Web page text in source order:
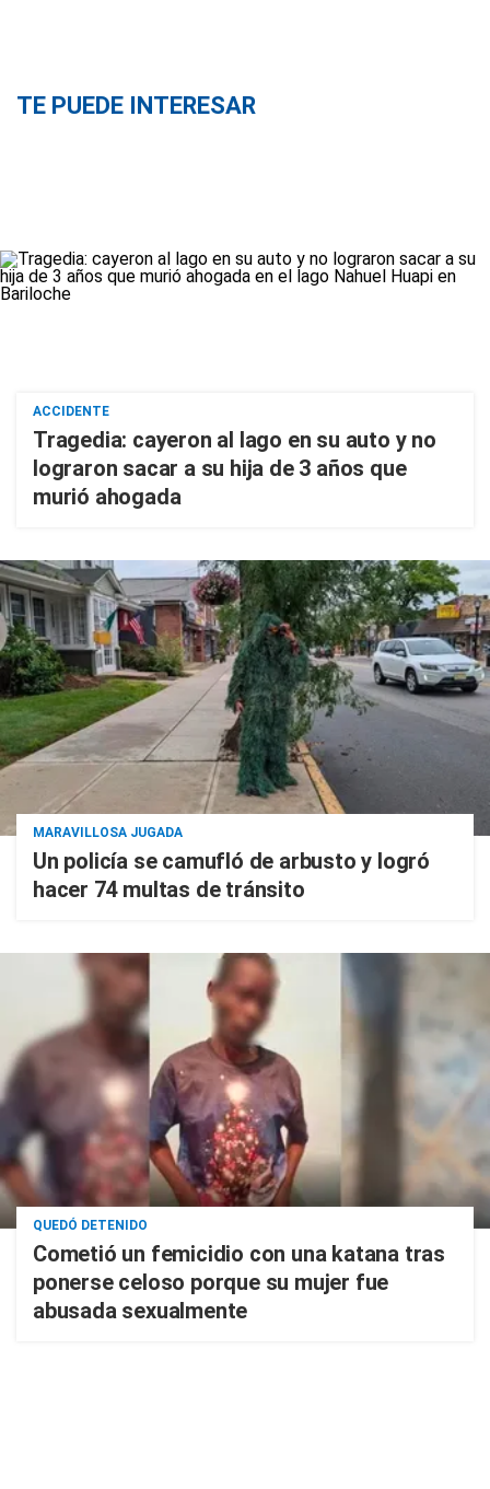
TE PUEDE INTERESAR
ACCIDENTE
Tragedia: cayeron al lago en su auto y no
lograron sacar a su hija de 3 años que
murió ahogada
MARAVILLOSA JUGADA
Un policía se camufló de arbusto y logró
hacer 74 multas de tránsito
QUEDÓ DETENIDO
Cometió un femicidio con una katana tras
ponerse celoso porque su mujer fue
abusada sexualmente